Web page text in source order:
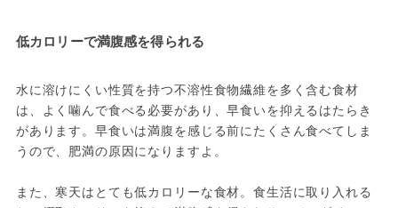
低カロリーで満腹感を得られる
水に溶けにくい性質を持つ不溶性食物繊維を多く含む食材
は、よく噛んで食べる必要があり、早食いを抑えるはたらき
があります。早食いは満腹を感じる前にたくさん食べてしま
うので、肥満の原因になりますよ。
また、寒天はとても低カロリーな食材。食生活に取り入れる